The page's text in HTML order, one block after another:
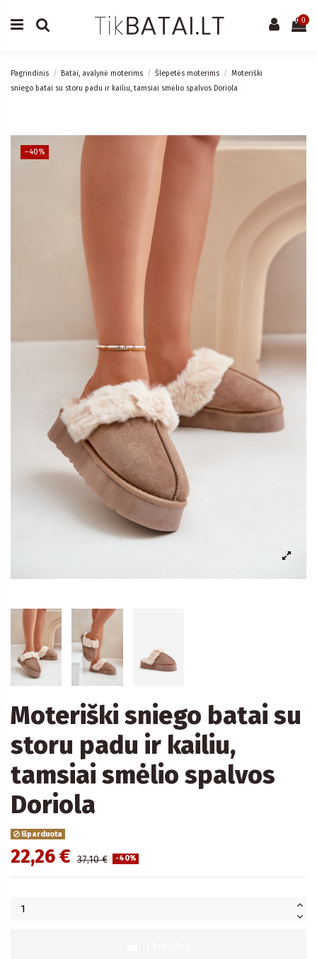
0
Pagrindinis Batai, avalynė moterims Šlepetės moterims
Moteriški
sniego batai su storu padu ir kailiu, tamsiai smėlio spalvos Doriola
−40%
Moteriški sniego batai su
storu padu ir kailiu,
tamsiai smėlio spalvos
Doriola
Išparduota
22,26 € 37,10 € -40%